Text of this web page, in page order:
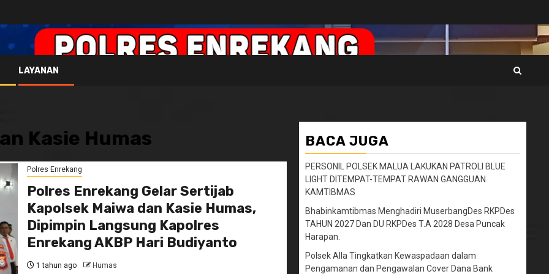
LAYANAN
Kasie Humas
Polres Enrekang
Polres Enrekang Gelar Sertijab
Kapolsek Maiwa dan Kasie Humas,
Dipimpin Langsung Kapolres
Enrekang AKBP Hari Budiyanto
1 tahun ago Humas
BACA JUGA
PERSONIL POLSEK MALUA LAKUKAN PATROLI BLUE
LIGHT DITEMPAT-TEMPAT RAWAN GANGGUAN
KAMTIBMAS
Bhabinkamtibmas Menghadiri MuserbangDes RKPDes
TAHUN 2027 Dan DU RKPDes T.A 2028 Desa Puncak
Harapan.
Polsek Alla Tingkatkan Kewaspadaan dalam
Pengamanan dan Pengawalan Cover Dana Bank